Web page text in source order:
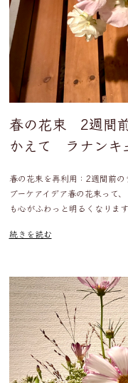
春の花束 2週間
かえて ラナンキ
春の花束を再利用：2週間前
ブーケアイデア春の花束って
も心がふわっと明るくなりま
続きを読む